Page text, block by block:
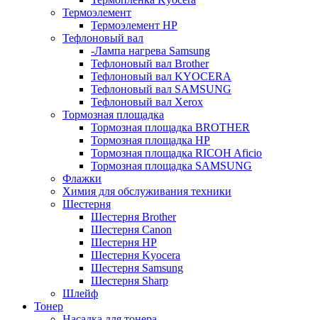
Термоэлемент
Термоэлемент НР
Тефлоновый вал
-Лампа нагрева Samsung
Тефлоновый вал Brother
Тефлоновый вал KYOCERA
Тефлоновый вал SAMSUNG
Тефлоновый вал Xerox
Тормозная площадка
Тормозная площадка BROTHER
Тормозная площадка HP
Тормозная площадка RICOH Aficio
Тормозная площадка SAMSUNG
Флажки
Химия для обслуживания техники
Шестерня
Шестерня Brother
Шестерня Canon
Шестерня HP
Шестерня Kyocera
Шестерня Samsung
Шестерня Sharp
Шлейф
Тонер